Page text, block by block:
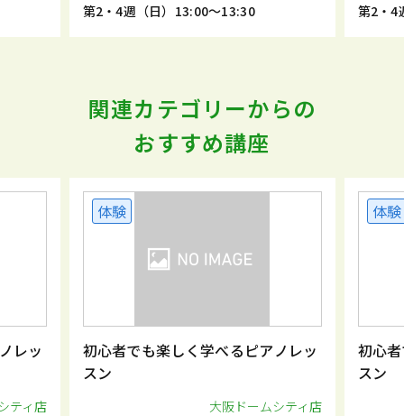
第2・4週（日）13:00～13:30
第2・4
関連カテゴリーからの
おすすめ講座
レッ
ティ店
体験
初心者でも楽しく学べるピアノレッ
スン
大阪ドームシティ店
体験
初心
スン